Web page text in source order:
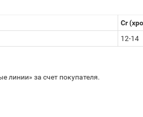
Cr
12-14
линии» за счет покупателя.